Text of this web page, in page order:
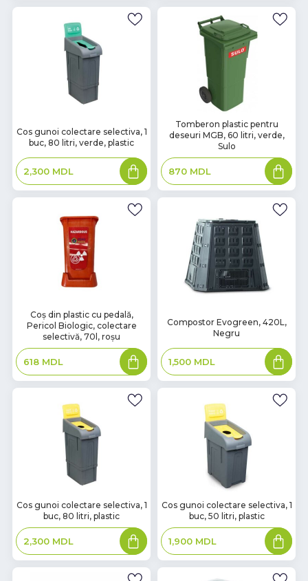
В
наличии
Cos gunoi colectare selectiva, 1
buc, 80 litri, verde, plastic
2,300 MDL
Adaugă
în
coș
наличии
Tomberon plastic pentru
deseuri MGB, 60 litri, verde,
Sulo
870 MDL
Adaugă
în
coș
наличии
Coș din plastic cu pedală,
Pericol Biologic, colectare
selectivă, 70l, roșu
618 MDL
Adaugă
în
coș
Compostor Evogreen, 420L,
Negru
1,500 MDL
Adaugă
în
coș
В
наличии
Cos gunoi colectare selectiva, 1
buc, 80 litri, plastic
2,300 MDL
Adaugă
în
coș
В
наличии
Cos gunoi colectare selectiva, 1
buc, 50 litri, plastic
1,900 MDL
Adaugă
în
coș